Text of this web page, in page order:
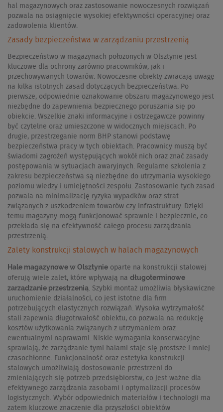
hal magazynowych oraz zastosowanie nowoczesnych rozwiązań
pozwala na osiągnięcie wysokiej efektywności operacyjnej oraz
zadowolenia klientów.
Zasady bezpieczeństwa w zarządzaniu przestrzenią
Bezpieczeństwo w magazynach położonych w Olsztynie jest
kluczowe dla ochrony zarówno pracowników, jak i
przechowywanych towarów. Nowoczesne obiekty zwracają uwagę
na kilka istotnych zasad dotyczących bezpieczeństwa. Po
pierwsze, odpowiednie oznakowanie obszaru magazynowego jest
niezbędne do zapewnienia bezpiecznego poruszania się po
obiekcie. Wszelkie znaki informacyjne i ostrzegawcze powinny
być czytelne oraz umieszczone w widocznych miejscach. Po
drugie, przestrzeganie norm BHP stanowi podstawę
bezpieczeństwa pracy w tych obiektach. Pracownicy muszą być
świadomi zagrożeń występujących wokół nich oraz znać zasady
postępowania w sytuacjach awaryjnych. Regularne szkolenia z
zakresu bezpieczeństwa są niezbędne do utrzymania wysokiego
poziomu wiedzy i umiejętności zespołu. Zastosowanie tych zasad
pozwala na minimalizację ryzyka wypadków oraz strat
związanych z uszkodzeniem towarów czy infrastruktury. Dzięki
temu magazyny mogą funkcjonować sprawnie i bezpiecznie, co
przekłada się na efektywność całego procesu zarządzania
przestrzenią.
Zalety konstrukcji stalowych w halach magazynowych
Hale magazynowe w Olsztynie oparte na konstrukcji stalowej
oferują wiele zalet, które wpływają na długoterminowe
zarządzanie przestrzenią . Szybki montaż umożliwia błyskawiczne
uruchomienie działalności, co jest istotne dla firm
potrzebujących elastycznych rozwiązań. Wysoka wytrzymałość
stali zapewnia długotrwałość obiektu, co pozwala na redukcję
kosztów użytkowania związanych z utrzymaniem oraz
ewentualnymi naprawami. Niskie wymagania konserwacyjne
sprawiają, że zarządzanie tymi halami staje się prostsze i mniej
czasochłonne. Funkcjonalność oraz estetyka konstrukcji
stalowych umożliwiają dostosowanie przestrzeni do
zmieniających się potrzeb przedsiębiorstw, co jest ważne dla
efektywnego zarządzania zasobami i optymalizacji procesów
logistycznych. Wybór odpowiednich materiałów i technologii ma
zatem kluczowe znaczenie dla przyszłości obiektów